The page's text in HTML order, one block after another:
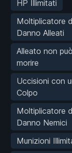
HP Illimitati
Moltiplicatore
Danno Alleati
Alleato non può
morire
Uccisioni con
Colpo
Moltiplicatore
Danno Nemici
Munizioni